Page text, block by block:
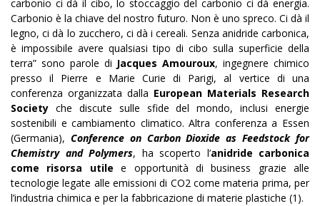
carbonio ci dà il cibo, lo stoccaggio del carbonio ci dà energia.
Carbonio è la chiave del nostro futuro. Non è uno spreco. Ci dà il
legno, ci dà lo zucchero, ci dà i cereali. Senza anidride carbonica,
è impossibile avere qualsiasi tipo di cibo sulla superficie della
terra” sono parole di Jacques Amouroux, ingegnere chimico
presso il Pierre e Marie Curie di Parigi, al vertice di una
conferenza organizzata dalla European Materials Research
Society che discute sulle sfide del mondo, inclusi energie
sostenibili e cambiamento climatico. Altra conferenza a Essen
(Germania), Conference on Carbon Dioxide as Feedstock for
Chemistry and Polymers, ha scoperto l’anidride carbonica
come risorsa utile e opportunità di business grazie alle
tecnologie legate alle emissioni di CO2 come materia prima, per
l’industria chimica e per la fabbricazione di materie plastiche (1).